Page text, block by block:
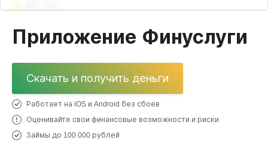
Приложение Финуслуги
Скачать и получить деньги
Работает на iOS и Android без сбоев
Оценивайте свои финансовые возможности и риски
Займы до 100 000 рублей